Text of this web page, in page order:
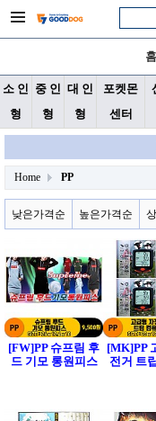
홈
소 인
형
중 인
형
대 인
형
포켓몬
센터
Home PP
낮은가격순 높은가격순
[FW]PP 슈프림 후
드 기모 롱원피스
[MK]PP
전거 트